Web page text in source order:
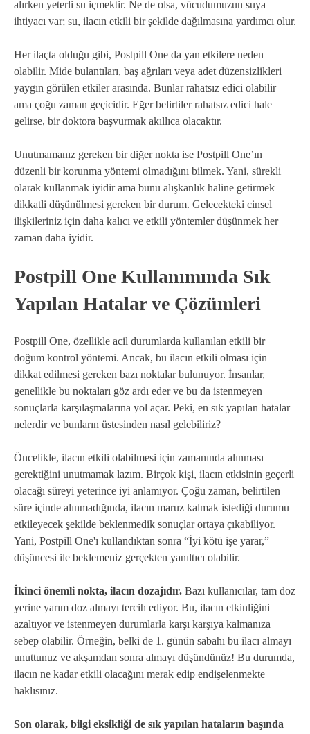
alırken yeterli su içmektir. Ne de olsa, vücudumuzun suya
ihtiyacı var; su, ilacın etkili bir şekilde dağılmasına yardımcı olur.
Her ilaçta olduğu gibi, Postpill One da yan etkilere neden
olabilir. Mide bulantıları, baş ağrıları veya adet düzensizlikleri
yaygın görülen etkiler arasında. Bunlar rahatsız edici olabilir
ama çoğu zaman geçicidir. Eğer belirtiler rahatsız edici hale
gelirse, bir doktora başvurmak akıllıca olacaktır.
Unutmamanız gereken bir diğer nokta ise Postpill One’ın
düzenli bir korunma yöntemi olmadığını bilmek. Yani, sürekli
olarak kullanmak iyidir ama bunu alışkanlık haline getirmek
dikkatli düşünülmesi gereken bir durum. Gelecekteki cinsel
ilişkileriniz için daha kalıcı ve etkili yöntemler düşünmek her
zaman daha iyidir.
Postpill One Kullanımında Sık
Yapılan Hatalar ve Çözümleri
Postpill One, özellikle acil durumlarda kullanılan etkili bir
doğum kontrol yöntemi. Ancak, bu ilacın etkili olması için
dikkat edilmesi gereken bazı noktalar bulunuyor. İnsanlar,
genellikle bu noktaları göz ardı eder ve bu da istenmeyen
sonuçlarla karşılaşmalarına yol açar. Peki, en sık yapılan hatalar
nelerdir ve bunların üstesinden nasıl gelebiliriz?
Öncelikle, ilacın etkili olabilmesi için zamanında alınması
gerektiğini unutmamak lazım. Birçok kişi, ilacın etkisinin geçerli
olacağı süreyi yeterince iyi anlamıyor. Çoğu zaman, belirtilen
süre içinde alınmadığında, ilacın maruz kalmak istediği durumu
etkileyecek şekilde beklenmedik sonuçlar ortaya çıkabiliyor.
Yani, Postpill One'ı kullandıktan sonra “İyi kötü işe yarar,”
düşüncesi ile beklemeniz gerçekten yanıltıcı olabilir.
İkinci önemli nokta, ilacın dozajıdır. Bazı kullanıcılar, tam doz
yerine yarım doz almayı tercih ediyor. Bu, ilacın etkinliğini
azaltıyor ve istenmeyen durumlarla karşı karşıya kalmanıza
sebep olabilir. Örneğin, belki de 1. günün sabahı bu ilacı almayı
unuttunuz ve akşamdan sonra almayı düşündünüz! Bu durumda,
ilacın ne kadar etkili olacağını merak edip endişelenmekte
haklısınız.
Son olarak, bilgi eksikliği de sık yapılan hataların başında